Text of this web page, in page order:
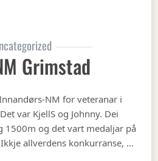
Grimstad
NM for veteranar i
var KjellS og Johnny. Dei
1500m og det vart medaljar på
allverdens konkurranse, …